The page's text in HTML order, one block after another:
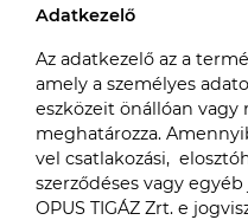
Adatkezelő
Az adatkezelő az a
amely a személyes
eszközeit önállóan
meghatározza.
vel csatlakozási,
szerződéses vagy
OPUS TIGÁZ Zrt. e